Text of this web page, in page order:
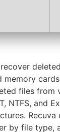
memory
files from
NTFS, and
by file type,